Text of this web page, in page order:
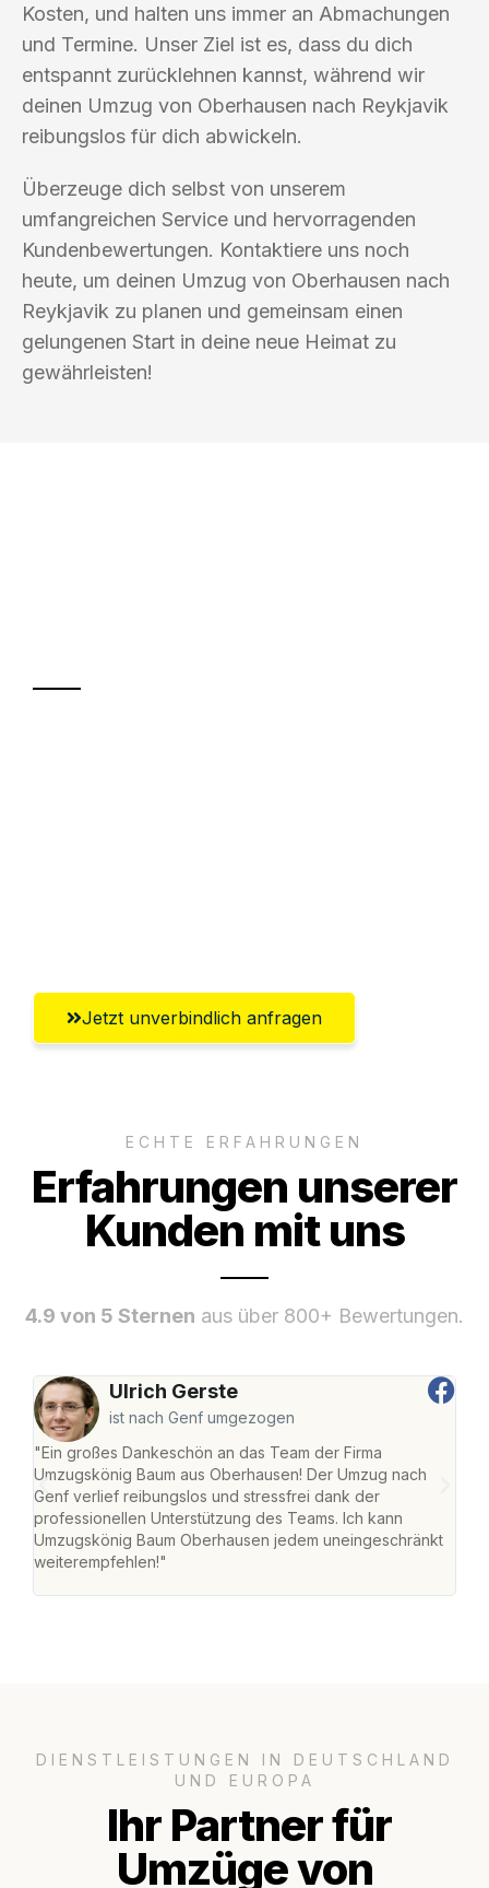
Kosten, und halten uns immer an Abmachungen
und Termine. Unser Ziel ist es, dass du dich
entspannt zurücklehnen kannst, während wir
deinen Umzug von Oberhausen nach Reykjavik
reibungslos für dich abwickeln.
Überzeuge dich selbst von unserem
umfangreichen Service und hervorragenden
Kundenbewertungen. Kontaktiere uns noch
heute, um deinen Umzug von Oberhausen nach
Reykjavik zu planen und gemeinsam einen
gelungenen Start in deine neue Heimat zu
gewährleisten!
Jetzt unverbindlich anfragen
ECHTE ERFAHRUNGEN
Erfahrungen unserer
Kunden mit uns
4.9 von 5 Sternen aus über 800+ Bewertungen.
Ulrich Gerste
ist nach Genf umgezogen
"Ein großes Dankeschön an das Team der Firma
Umzugskönig Baum aus Oberhausen! Der Umzug nach
Genf verlief reibungslos und stressfrei dank der
professionellen Unterstützung des Teams. Ich kann
Umzugskönig Baum Oberhausen jedem uneingeschränkt
weiterempfehlen!"
DIENSTLEISTUNGEN IN DEUTSCHLAND
UND EUROPA
Ihr Partner für
Umzüge von